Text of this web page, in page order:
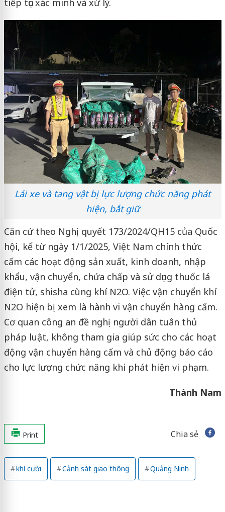
tiếp tục xác minh và xử lý.
Lái xe và tang vật bị lực lượng chức năng phát
hiện, bắt giữ
Căn cứ theo Nghị quyết 173/2024/QH15 của Quốc
hội, kể từ ngày 1/1/2025, Việt Nam chính thức
cấm các hoạt động sản xuất, kinh doanh, nhập
khẩu, vận chuyển, chứa chấp và sử dụng thuốc lá
điện tử, shisha cùng khí N2O. Việc vận chuyển khí
N2O hiện bị xem là hành vi vận chuyển hàng cấm.
Cơ quan công an đề nghị người dân tuân thủ
pháp luật, không tham gia giúp sức cho các hoạt
động vận chuyển hàng cấm và chủ động báo cáo
cho lực lượng chức năng khi phát hiện vi phạm.
Thành Nam
Print Chia sẻ
khí cười Cảnh sát giao thông Quảng Ninh